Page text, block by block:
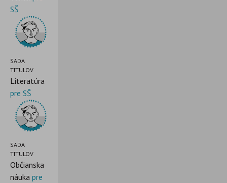
SŠ
SADA
TITULOV
Literatúra
pre SŠ
SADA
TITULOV
Občianska
náuka pre